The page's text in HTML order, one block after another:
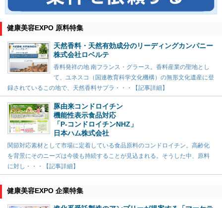
健康美容EXPO 原料特集
天然香料・天然有効成分のリーディングカンパニー
株式会社ロベルテ
香料発祥の地 南フランス・グラース。香料産業の聖地とし
て、ユネスコ（国連教育科学文化機構）の無形文化遺産に登
録されているこの地で、天然香料サプラ・・・【記事詳細】
豚由来コンドロイチン
機能性表示食品対応
「P-コンドロイチンNHZ」
日本ハム株式会社
関節対応素材として市場に定着している食品原料のコンドロイチン。高齢化
を背景にそのニーズは今後も持続することが見込まれる。そうした中、原料
に対し・・・【記事詳細】
健康美容EXPO 企業特集